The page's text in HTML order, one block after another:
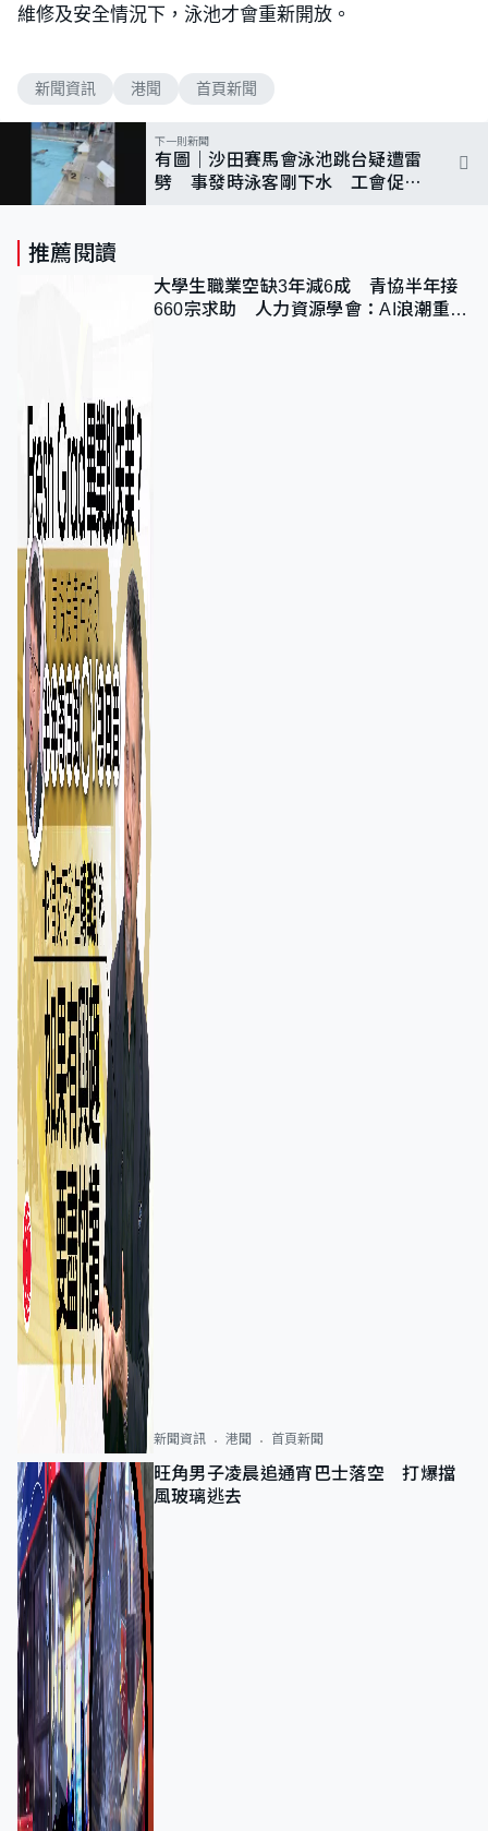
維修及安全情況下，泳池才會重新開放。
新聞資訊 港聞 首頁新聞
下一則新聞
有圖｜沙田賽馬會泳池跳台疑遭雷
劈 事發時泳客剛下水 工會促改
推薦閱讀
大學生職業空缺3年減6成 青協半年接
660宗求助 人力資源學會：AI浪潮重整
新聞資訊 港聞 首頁新聞
旺角男子凌晨追通宵巴士落空 打爆擋
風玻璃逃去